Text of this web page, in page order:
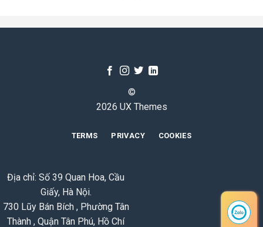
©
2026 UX Themes
TERMS PRIVACY COOKIES
Địa chỉ: Số 39 Quan Hoa, Cầu
Giấy, Hà Nội.
730 Lũy Bán Bích , Phường Tân
Thành , Quận Tân Phú, Hồ Chí